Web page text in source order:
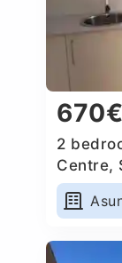
670€
2
Centre,